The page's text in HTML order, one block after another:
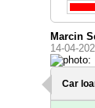
Marcin
14-04-
Car